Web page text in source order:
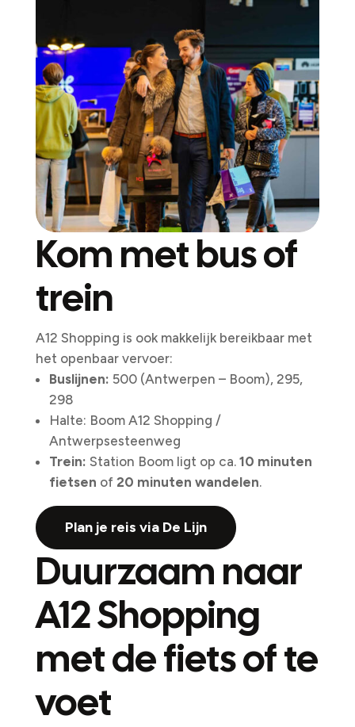
Kom met bus of
trein
A12 Shopping is ook makkelijk bereikbaar met
het openbaar vervoer:
Buslijnen: 500 (Antwerpen – Boom), 295,
298
Halte: Boom A12 Shopping /
Antwerpsesteenweg
Trein: Station Boomligt op ca. 10 minuten
fietsen of 20 minuten wandelen.
Plan je reis via De Lijn
Duurzaam naar
A12 Shopping
met de fiets of te
voet